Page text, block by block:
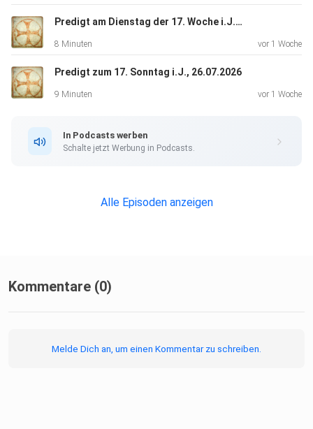
Predigt am Dienstag der 17. Woche i.J. 28.07.2026
8 Minuten vor 1 Woche
Predigt zum 17. Sonntag i.J., 26.07.2026
9 Minuten vor 1 Woche
In Podcasts werben
Schalte jetzt Werbung in Podcasts.
Alle Episoden anzeigen
Kommentare (0)
Melde Dich an, um einen Kommentar zu schreiben.